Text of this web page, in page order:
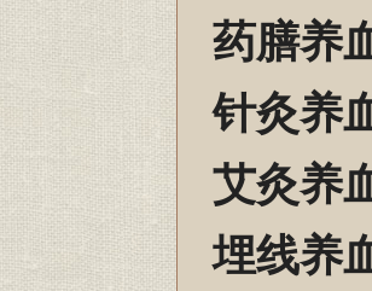
药膳养
针灸养
艾灸养
埋线养